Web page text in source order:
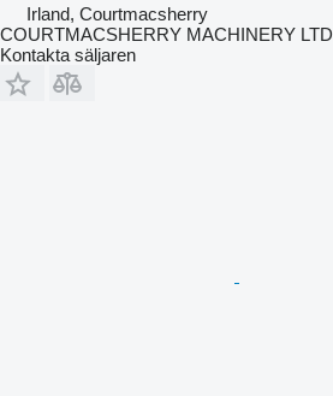
Irland, Courtmacsherry
COURTMACSHERRY MACHINERY LTD
Kontakta säljaren